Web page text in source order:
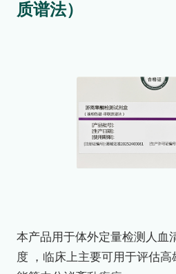
质谱法）
本产品用于体外定量检测人血
度 ，临床上主要可用于评估